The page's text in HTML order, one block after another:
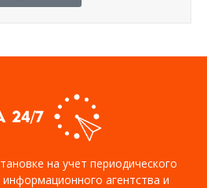
на учет периодического
агентства и